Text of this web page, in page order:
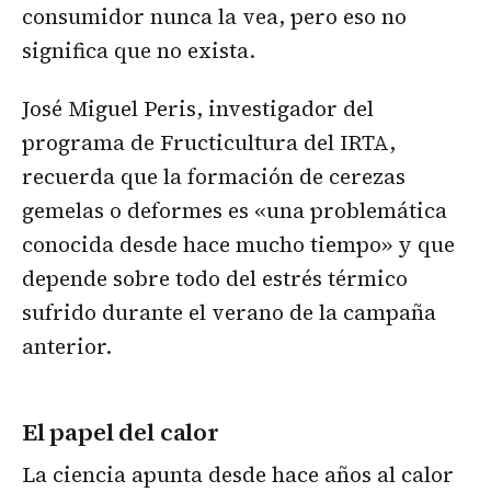
consumidor nunca la vea, pero eso no
significa que no exista.
José Miguel Peris, investigador del
programa de Fructicultura del IRTA,
recuerda que la formación de cerezas
gemelas o deformes es «una problemática
conocida desde hace mucho tiempo» y que
depende sobre todo del estrés térmico
sufrido durante el verano de la campaña
anterior.
El papel del calor
La ciencia apunta desde hace años al calor